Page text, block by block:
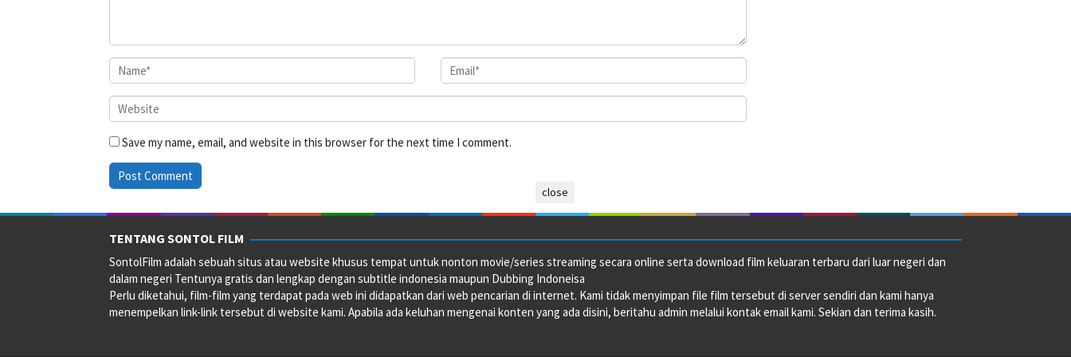
Save my name, email, and website in this browser for the next time I comment.
TENTANG SONTOL FILM
SontolFilm adalah sebuah situs atau website khusus tempat untuk nonton movie/series streaming secara online serta download film keluaran terbaru dari luar negeri dan
dalam negeri Tentunya gratis dan lengkap dengan subtitle indonesia maupun Dubbing Indoneisa
Perlu diketahui, film-film yang terdapat pada web ini didapatkan dari web pencarian di internet. Kami tidak menyimpan file film tersebut di server sendiri dan kami hanya
menempelkan link-link tersebut di website kami. Apabila ada keluhan mengenai konten yang ada disini, beritahu admin melalui kontak email kami. Sekian dan terima kasih.
close